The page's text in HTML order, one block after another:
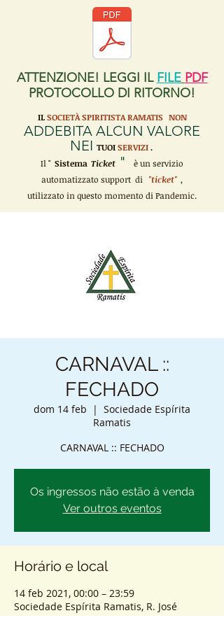
ATTENZIONE! LEGGI IL FILE PDF
PROTOCOLLO DI RITORNO!
IL SOCIETÀ SPIRITISTA RAMATIS NON
ADDEBITA ALCUN VALORE
NEI TUOI SERVIZI.
Il " Sistema Ticket "
è un servizio
automatizzato support di
"ticket" ,
utilizzato in questo momento di Pandemic.
CARNAVAL ::
FECHADO
dom 14 feb
  |
Sociedade Espírita
Ramatis
CARNAVAL :: FECHADO
Os ingressos não estão à venda
Ver outros eventos
Horário e local
14 feb 2021, 00:00 – 23:59
Sociedade Espírita Ramatis, R. José
Higino, 176 - Tijuca, Rio de Janeiro - RJ,